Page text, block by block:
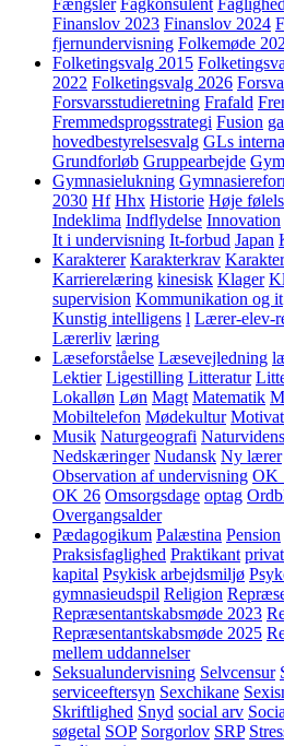
Fængsler Fagkonsulent Faglighed
Finanslov 2023 Finanslov 2024
fjernundervisning Folkemøde
Folketingsvalg 2015
2022 Folketingsvalg 2026
Forsvarsstudieretning Frafald
Fremmedsprogsstrategi Fusion
hovedbestyrelsesvalg GLs
Grundforløb Gruppearbejde
Gymnasielukning
2030 Hf Hhx Historie Høje
Indeklima Indflydelse Innovation
It i undervisning It-forbud Japan
Karakterer Karakterkrav
Karrierelæring kinesisk Klager
supervision Kommunikation og it
Kunstig intelligens l Lærer-elev-
Lærerliv læring
Læseforståelse Læsevejledning
Lektier Ligestilling Litteratur
Lokalløn Løn Magt Matematik
Mobiltelefon Mødekultur
Musik Naturgeografi
Nedskæringer Nudansk Ny lærer
Observation af undervisning OK
OK 26 Omsorgsdage optag
Overgangsalder
Pædagogikum Palæstina Pension
Praksisfaglighed Praktikant
kapital Psykisk arbejdsmiljø
gymnasieudspil Religion
Repræsentantskabsmøde 2023
Repræsentantskabsmøde 2025
mellem uddannelser
Seksualundervisning Selvcensur
serviceeftersyn Sexchikane
Skriftlighed Snyd social arv
søgetal SOP Sorgorlov SRP